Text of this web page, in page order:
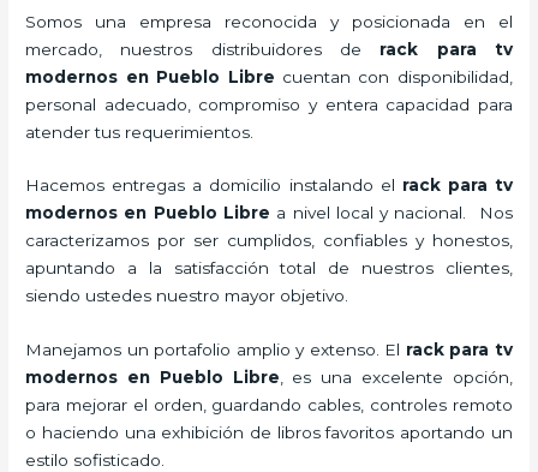
Somos una empresa reconocida y posicionada en el
mercado, nuestros distribuidores de rack para tv
modernos en Pueblo Libre cuentan con disponibilidad,
personal adecuado, compromiso y entera capacidad para
atender tus requerimientos.
Hacemos entregas a domicilio instalando el rack para tv
modernos en Pueblo Libre a nivel local y nacional.
Nos
caracterizamos por ser cumplidos, confiables y honestos,
apuntando a la satisfacción total de nuestros clientes,
siendo ustedes nuestro mayor objetivo.
Manejamos un portafolio amplio y extenso. El rack para tv
modernos en Pueblo Libre, es una excelente opción,
para mejorar el orden, guardando cables, controles remoto
o haciendo una exhibición de libros favoritos aportando un
estilo sofisticado.